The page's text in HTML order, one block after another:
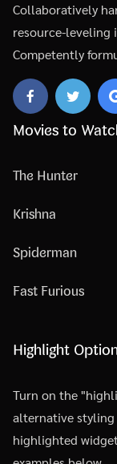
Collaboratively
resource-leveling
Competently
Movies to
The Hunter
Krishna
Spiderman
Fast Furious
Highlight
Turn on the
alternative styling
highlighted